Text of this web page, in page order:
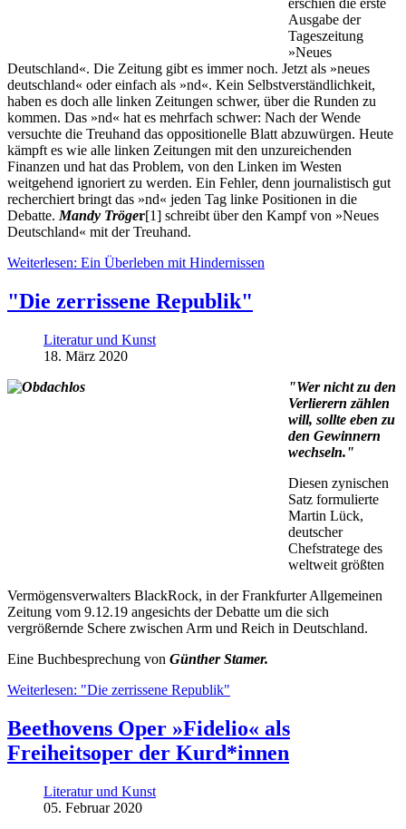
erschien die erste
Ausgabe der
Tageszeitung
»Neues
Deutschland«. Die Zeitung gibt es immer noch. Jetzt als »neues
deutschland« oder einfach als »nd«. Kein Selbstverständlichkeit,
haben es doch alle linken Zeitungen schwer, über die Runden zu
kommen. Das »nd« hat es mehrfach schwer: Nach der Wende
versuchte die Treuhand das oppositionelle Blatt abzuwürgen. Heute
kämpft es wie alle linken Zeitungen mit den unzureichenden
Finanzen und hat das Problem, von den Linken im Westen
weitgehend ignoriert zu werden. Ein Fehler, denn journalistisch gut
recherchiert bringt das »nd« jeden Tag linke Positionen in die
Debatte. Mandy Tröger[1] schreibt über den Kampf von »Neues
Deutschland« mit der Treuhand.
Weiterlesen: Ein Überleben mit Hindernissen
"Die zerrissene Republik"
Literatur und Kunst
18. März 2020
"Wer nicht zu den
Verlierern zählen
will, sollte eben zu
den Gewinnern
wechseln."
Diesen zynischen
Satz formulierte
Martin Lück,
deutscher
Chefstratege des
weltweit größten
Vermögensverwalters BlackRock, in der Frankfurter Allgemeinen
Zeitung vom 9.12.19 angesichts der Debatte um die sich
vergrößernde Schere zwischen Arm und Reich in Deutschland.
Eine Buchbesprechung von Günther Stamer.
Weiterlesen: "Die zerrissene Republik"
Beethovens Oper »Fidelio« als
Freiheitsoper der Kurd*innen
Literatur und Kunst
05. Februar 2020